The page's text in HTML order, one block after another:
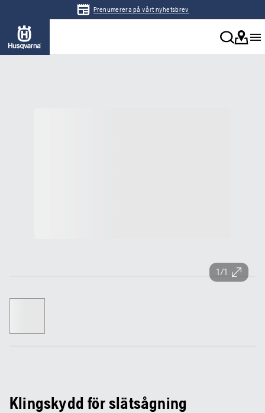
Prenumerera på vårt nyhetsbrev
1/1
Klingskydd för slätsågning